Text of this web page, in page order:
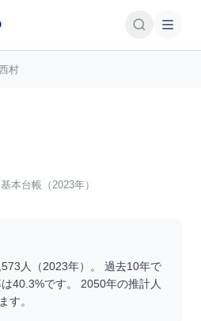
村
本台帳（2023年）
人（2023年）。 過去10年で
40.3%です。 2050年の推計人
す。